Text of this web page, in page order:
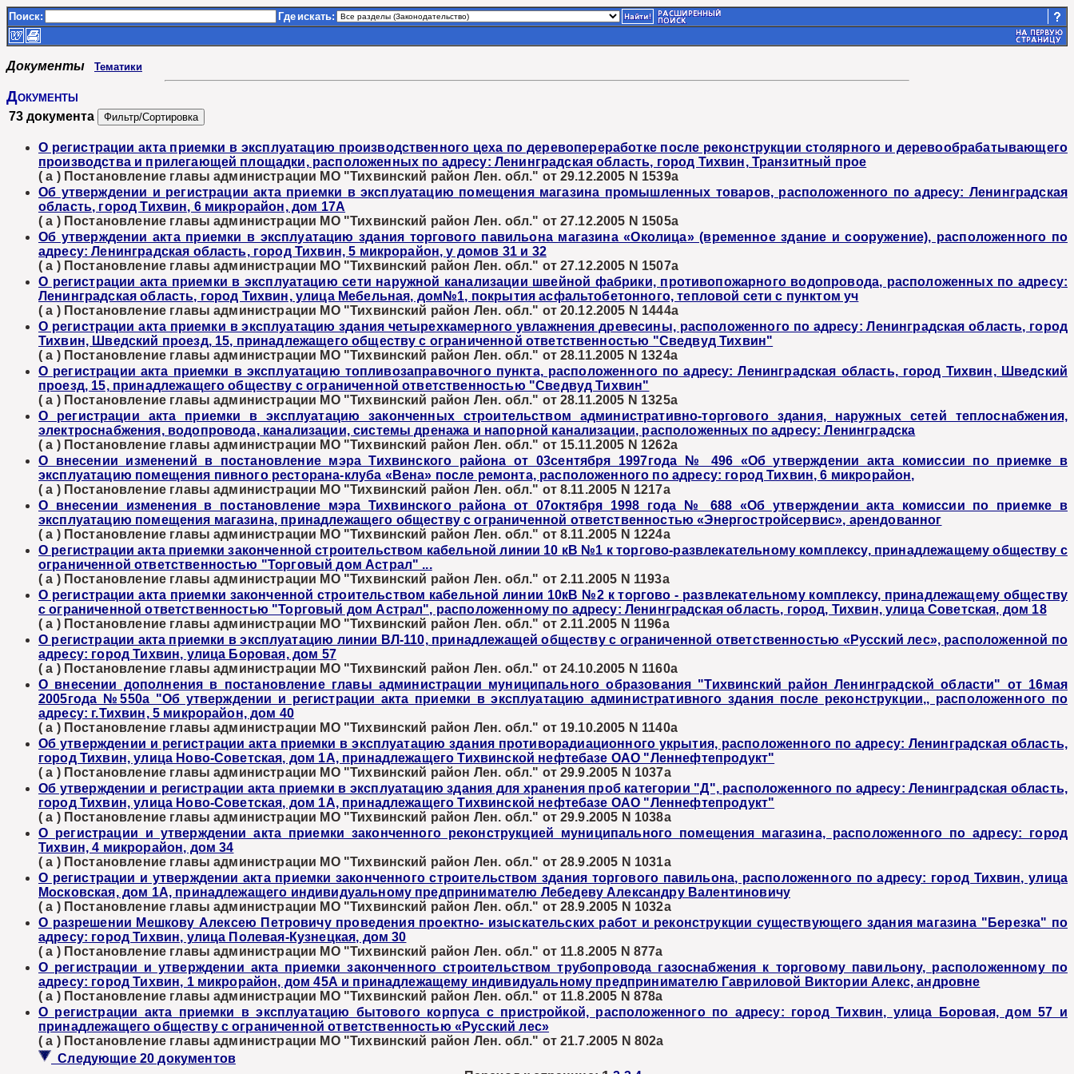
Поиск: Где искать:
Документы Тематики
Документы
73 документа
О регистрации акта приемки в эксплуатацию производственного цеха по деревопереработке после реконструкции столярного и деревообрабатывающего
производства и прилегающей площадки, расположенных по адресу: Ленинградская область, город Тихвин, Транзитный прое
( а ) Постановление главы администрации МО "Тихвинский район Лен. обл." от 29.12.2005 N 1539а
Об утверждении и регистрации акта приемки в эксплуатацию помещения магазина промышленных товаров, расположенного по адресу: Ленинградская
область, город Тихвин, 6 микрорайон, дом 17А
( а ) Постановление главы администрации МО "Тихвинский район Лен. обл." от 27.12.2005 N 1505а
Об утверждении акта приемки в эксплуатацию здания торгового павильона магазина «Околица» (временное здание и сооружение), расположенного по
адресу: Ленинградская область, город Тихвин, 5 микрорайон, у домов 31 и 32
( а ) Постановление главы администрации МО "Тихвинский район Лен. обл." от 27.12.2005 N 1507а
О регистрации акта приемки в эксплуатацию сети наружной канализации швейной фабрики, противопожарного водопровода, расположенных по адресу:
Ленинградская область, город Тихвин, улица Мебельная, дом№1, покрытия асфальтобетонного, тепловой сети с пунктом уч
( а ) Постановление главы администрации МО "Тихвинский район Лен. обл." от 20.12.2005 N 1444а
О регистрации акта приемки в эксплуатацию здания четырехкамерного увлажнения древесины, расположенного по адресу: Ленинградская область, город
Тихвин, Шведский проезд, 15, принадлежащего обществу с ограниченной ответственностью "Сведвуд Тихвин"
( а ) Постановление главы администрации МО "Тихвинский район Лен. обл." от 28.11.2005 N 1324а
О регистрации акта приемки в эксплуатацию топливозаправочного пункта, расположенного по адресу: Ленинградская область, город Тихвин, Шведский
проезд, 15, принадлежащего обществу с ограниченной ответственностью "Сведвуд Тихвин"
( а ) Постановление главы администрации МО "Тихвинский район Лен. обл." от 28.11.2005 N 1325а
О регистрации акта приемки в эксплуатацию законченных строительством административно-торгового здания, наружных сетей теплоснабжения,
электроснабжения, водопровода, канализации, системы дренажа и напорной канализации, расположенных по адресу: Ленинградска
( а ) Постановление главы администрации МО "Тихвинский район Лен. обл." от 15.11.2005 N 1262а
О внесении изменений в постановление мэра Тихвинского района от 03сентября 1997года № 496 «Об утверждении акта комиссии по приемке в
эксплуатацию помещения пивного ресторана-клуба «Вена» после ремонта, расположенного по адресу: город Тихвин, 6 микрорайон,
( а ) Постановление главы администрации МО "Тихвинский район Лен. обл." от 8.11.2005 N 1217а
О внесении изменения в постановление мэра Тихвинского района от 07октября 1998 года № 688 «Об утверждении акта комиссии по приемке в
эксплуатацию помещения магазина, принадлежащего обществу с ограниченной ответственностью «Энергостройсервис», арендованног
( а ) Постановление главы администрации МО "Тихвинский район Лен. обл." от 8.11.2005 N 1224а
О регистрации акта приемки законченной строительством кабельной линии 10 кВ №1 к торгово-развлекательному комплексу, принадлежащему обществу с
ограниченной ответственностью "Торговый дом Астрал" ...
( а ) Постановление главы администрации МО "Тихвинский район Лен. обл." от 2.11.2005 N 1193а
О регистрации акта приемки законченной строительством кабельной линии 10кВ №2 к торгово - развлекательному комплексу, принадлежащему обществу
с ограниченной ответственностью "Торговый дом Астрал", расположенному по адресу: Ленинградская область, город, Тихвин, улица Советская, дом 18
( а ) Постановление главы администрации МО "Тихвинский район Лен. обл." от 2.11.2005 N 1196а
О регистрации акта приемки в эксплуатацию линии ВЛ-110, принадлежащей обществу с ограниченной ответственностью «Русский лес», расположенной по
адресу: город Тихвин, улица Боровая, дом 57
( а ) Постановление главы администрации МО "Тихвинский район Лен. обл." от 24.10.2005 N 1160а
О внесении дополнения в постановление главы администрации муниципального образования "Тихвинский район Ленинградской области" от 16мая
2005года №550а "Об утверждении и регистрации акта приемки в эксплуатацию административного здания после реконструкции,, расположенного по
адресу: г.Тихвин, 5 микрорайон, дом 40
( а ) Постановление главы администрации МО "Тихвинский район Лен. обл." от 19.10.2005 N 1140а
Об утверждении и регистрации акта приемки в эксплуатацию здания противорадиационного укрытия, расположенного по адресу: Ленинградская область,
город Тихвин, улица Ново-Советская, дом 1А, принадлежащего Тихвинской нефтебазе ОАО "Леннефтепродукт"
( а ) Постановление главы администрации МО "Тихвинский район Лен. обл." от 29.9.2005 N 1037а
Об утверждении и регистрации акта приемки в эксплуатацию здания для хранения проб категории "Д", расположенного по адресу: Ленинградская область,
город Тихвин, улица Ново-Советская, дом 1А, принадлежащего Тихвинской нефтебазе ОАО "Леннефтепродукт"
( а ) Постановление главы администрации МО "Тихвинский район Лен. обл." от 29.9.2005 N 1038а
О регистрации и утверждении акта приемки законченного реконструкцией муниципального помещения магазина, расположенного по адресу: город
Тихвин, 4 микрорайон, дом 34
( а ) Постановление главы администрации МО "Тихвинский район Лен. обл." от 28.9.2005 N 1031а
О регистрации и утверждении акта приемки законченного строительством здания торгового павильона, расположенного по адресу: город Тихвин, улица
Московская, дом 1А, принадлежащего индивидуальному предпринимателю Лебедеву Александру Валентиновичу
( а ) Постановление главы администрации МО "Тихвинский район Лен. обл." от 28.9.2005 N 1032а
О разрешении Мешкову Алексею Петровичу проведения проектно- изыскательских работ и реконструкции существующего здания магазина "Березка" по
адресу: город Тихвин, улица Полевая-Кузнецкая, дом 30
( а ) Постановление главы администрации МО "Тихвинский район Лен. обл." от 11.8.2005 N 877а
О регистрации и утверждении акта приемки законченного строительством трубопровода газоснабжения к торговому павильону, расположенному по
адресу: город Тихвин, 1 микрорайон, дом 45А и принадлежащему индивидуальному предпринимателю Гавриловой Виктории Алекс, андровне
( а ) Постановление главы администрации МО "Тихвинский район Лен. обл." от 11.8.2005 N 878а
О регистрации акта приемки в эксплуатацию бытового корпуса с пристройкой, расположенного по адресу: город Тихвин, улица Боровая, дом 57 и
принадлежащего обществу с ограниченной ответственностью «Русский лес»
( а ) Постановление главы администрации МО "Тихвинский район Лен. обл." от 21.7.2005 N 802а
Следующие 20 документов